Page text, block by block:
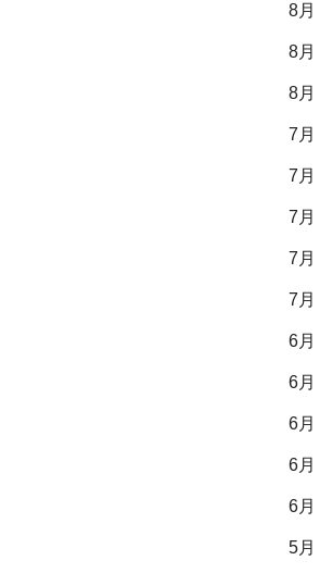
8月
8月
8月
7月
7月
7月
7月
7月
6月
6月
6月
6月
6月
5月